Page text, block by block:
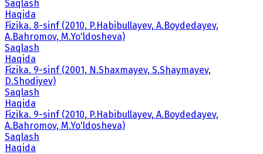
Saqlash
Haqida
Fizika. 8-sinf (2010, P.Habibullayev, A.Boydedayev,
A.Bahromov, M.Yo'ldosheva)
Saqlash
Haqida
Fizika. 9-sinf (2001, N.Shaxmayev, S.Shaymayev,
D.Shodiyev)
Saqlash
Haqida
Fizika. 9-sinf (2010, P.Habibullayev, A.Boydedayev,
A.Bahromov, M.Yo'ldosheva)
Saqlash
Haqida